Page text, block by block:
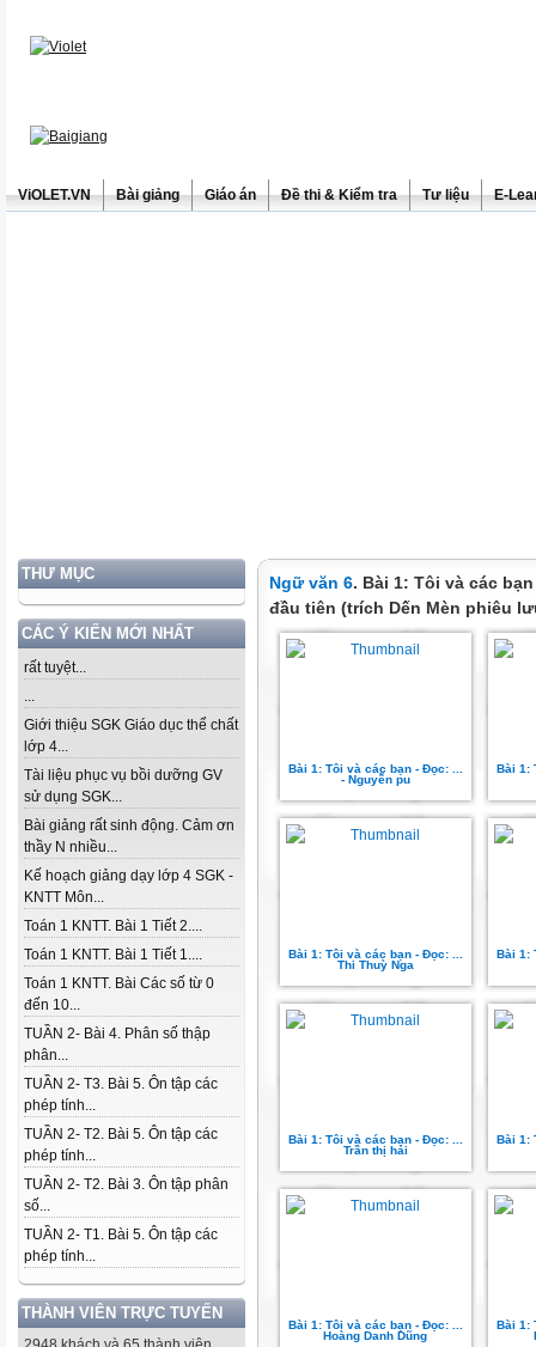
ViOLET.VN Bài giảng Giáo án Đề thi & Kiểm tra Tư liệu E-
THƯ MỤC
CÁC Ý KIẾN MỚI NHẤT
rất tuyệt...
...
Giới thiệu SGK Giáo dục thể chất
lớp 4...
Tài liệu phục vụ bồi dưỡng GV
sử dụng SGK...
Bài giảng rất sinh động. Cảm ơn
thầy N nhiều...
Kế hoạch giảng dạy lớp 4 SGK -
KNTT Môn...
Toán 1 KNTT. Bài 1 Tiết 2....
Toán 1 KNTT. Bài 1 Tiết 1....
Toán 1 KNTT. Bài Các số từ 0
đến 10...
TUẦN 2- Bài 4. Phân số thập
phân...
TUẦN 2- T3. Bài 5. Ôn tập các
phép tính...
TUẦN 2- T2. Bài 5. Ôn tập các
phép tính...
TUẦN 2- T2. Bài 3. Ôn tập phân
số...
TUẦN 2- T1. Bài 5. Ôn tập các
phép tính...
THÀNH VIÊN TRỰC TUYẾN
Ngữ văn 6. Bài 1: Tôi và các
đầu tiên (trích Dến Mèn phiêu
Bài 1: Tôi và các bạn - Đọc: ...
- Nguyễn pu
Bài 1:
Bài 1: Tôi và các bạn - Đọc: ...
Thi Thuỳ Nga
Bài 1:
Bài 1: Tôi và các bạn - Đọc: ...
Trần thị hải
Bài 1:
Bài 1: Tôi và các bạn - Đọc: ...
Hoàng Danh Dũng
Bài 1: